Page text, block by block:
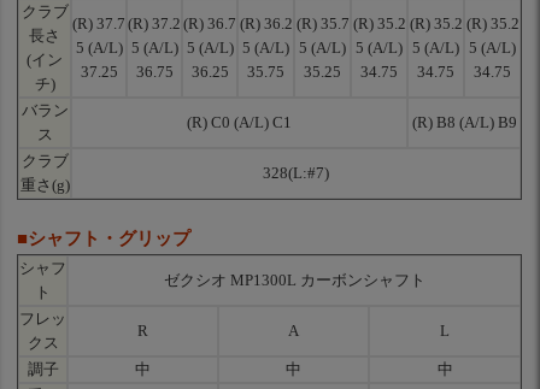
クラブ
長さ
(イン
チ)
(R) 37.7
5 (A/L)
37.25
(R) 37.2
5 (A/L)
36.75
(R) 36.7
5 (A/L)
36.25
(R) 36.2
5 (A/L)
35.75
(R) 35.7
5 (A/L)
35.25
(R) 35.2
5 (A/L)
34.75
(R) 35.2
5 (A/L)
34.75
(R) 35.2
5 (A/L)
34.75
バラン
ス
(R) C0 (A/L) C1 (R) B8 (A/L) B9
クラブ
重さ(g)
328(L:#7)
■シャフト・グリップ
シャフ
ト
ゼクシオ MP1300L カーボンシャフト
フレッ
クス
R A L
調子 中 中
中